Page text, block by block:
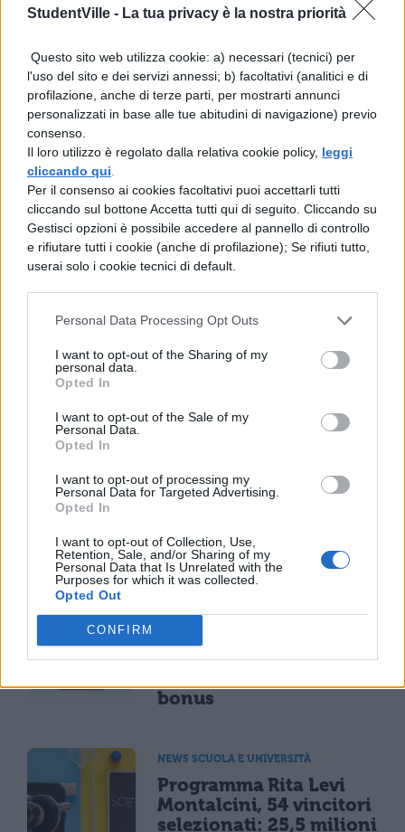
StudentVille - La tua privacy è la nostra priorità
Questo sito web utilizza cookie: a) necessari (tecnici) per
l'uso del sito e dei servizi annessi; b) facoltativi (analitici e di
profilazione, anche di terze parti, per mostrarti annunci
personalizzati in base alle tue abitudini di navigazione) previo
consenso.
Il loro utilizzo è regolato dalla relativa cookie policy, leggi
cliccando qui
Per il consenso ai cookies facoltativi puoi accettarli tutti
cliccando sul bottone Accetta tutti qui di seguito. Cliccando su
Gestisci opzioni è possibile accedere al pannello di controllo
e rifiutare tutti i cookie (anche di profilazione); Se rifiuti tutto,
userai solo i cookie tecnici di default.
Personal Data Processing Opt Outs
I want to opt-out of the Sharing of my
personal data.
Opted In
I want to opt-out of the Sale of my
Personal Data.
Opted In
I want to opt-out of processing my
Personal Data for Targeted Advertising.
Opted In
I want to opt-out of Collection, Use,
Retention, Sale, and/or Sharing of my
Personal Data that Is Unrelated with the
Purposes for which it was collected.
Opted Out
CONFIRM
TI POTREBBE INTERESSARE
Maturità 2026, il sud
ma i 100 crollano del
bonus
NEWS SCUOLA E UNIVERSITÀ
Programma Rita Levi
Montalcini, 54 vincitori
selezionati: 25,5 milioni